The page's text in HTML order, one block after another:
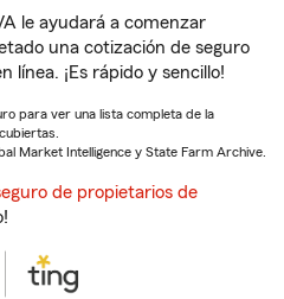
le ayudará a comenzar
una cotización de seguro
línea. ¡Es rápido y sencillo!
para ver una lista completa de la
Market Intelligence y State Farm Archive.
de propietarios de